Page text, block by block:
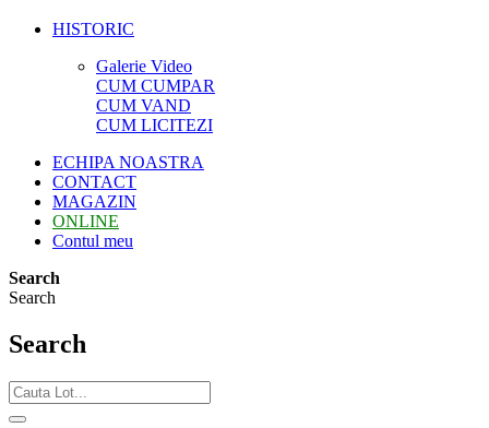
HISTORIC
Galerie Video
CUM CUMPAR
CUM VAND
CUM LICITEZI
ECHIPA NOASTRA
CONTACT
MAGAZIN
ONLINE
Contul meu
Search
Search
Search